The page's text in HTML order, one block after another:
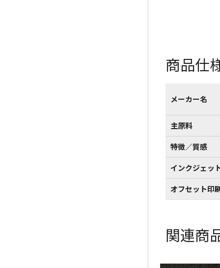
商品仕
メーカー名
主原料
特徴／質感
インクジェッ
オフセット印
関連商